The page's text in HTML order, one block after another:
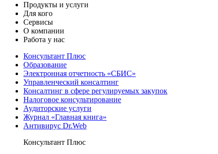
Продукты и услуги
Для кого
Сервисы
О компании
Работа у нас
Консультант Плюс
Образование
Электронная отчетность «СБИС»
Управленческий консалтинг
Консалтинг в сфере регулируемых закупок
Налоговое консультирование
Аудиторские услуги
Журнал «Главная книга»
Антивирус Dr.Web
Консультант Плюс